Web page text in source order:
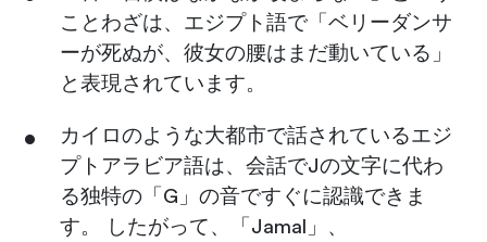
ことわざは、エジプト語で「ベリーダンサ
ーが死ぬが、彼女の腰はまだ動いている」
と表現されています。
カイロのような大都市で話されているエジ
プトアラビア語は、会話でJの文字に代わ
る独特の「G」の音ですぐに認識できま
す。 したがって、「Jamal」、